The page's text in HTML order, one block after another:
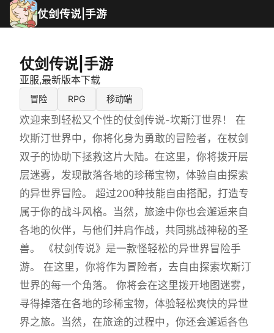
仗剑传说|手游
仗剑传说|手游
亚服,最新版本下载
冒险 RPG 移动端
欢迎来到轻松又个性的仗剑传说-坎斯汀世界！ 在
坎斯汀世界中，你将化身为勇敢的冒险者，在杖剑
双子的协助下拯救这片大陆。在这里，你将拨开层
层迷雾，发现散落各地的珍稀宝物，体验自由探索
的异世界冒险。 超过200种技能自由搭配，打造专
属于你的战斗风格。当然，旅途中你也会邂逅来自
各地的伙伴，与他们并肩作战，共同挑战神秘的圣
兽。 《杖剑传说》是一款怪轻松的异世界冒险手
游。 在这里，你将作为冒险者，去自由探索坎斯汀
世界的每一个角落。 你将会在这里拨开地图迷雾，
寻得掉落在各地的珍稀宝物，体验轻松爽快的异世
界之旅。当然，在旅途的过程中，你还会邂逅各色